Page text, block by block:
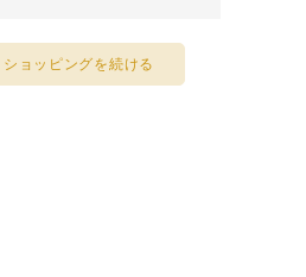
ショッピングを続ける